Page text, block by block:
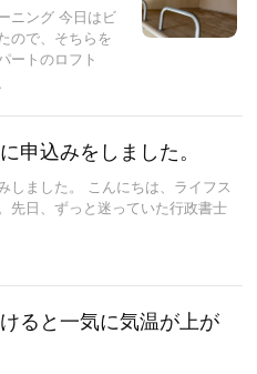
ニング 今日はビ
ので、そちらを
ートのロフト
申込みをしました。
しました。 こんにちは、ライフス
先日、ずっと迷っていた行政書士
ると一気に気温が上が